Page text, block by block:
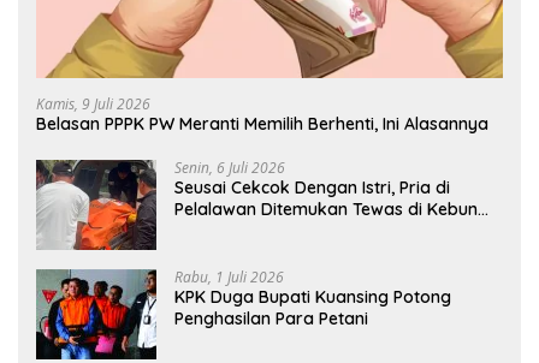
Kamis, 9 Juli 2026
Belasan PPPK PW Meranti Memilih Berhenti, Ini Alasannya
Senin, 6 Juli 2026
Seusai Cekcok Dengan Istri, Pria di
Pelalawan Ditemukan Tewas di Kebun
Rabu, 1 Juli 2026
KPK Duga Bupati Kuansing Potong
Penghasilan Para Petani